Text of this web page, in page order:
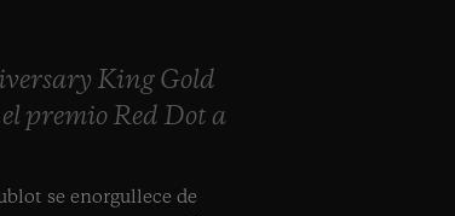
King Gold
premio Red Dot a
se enorgullece de